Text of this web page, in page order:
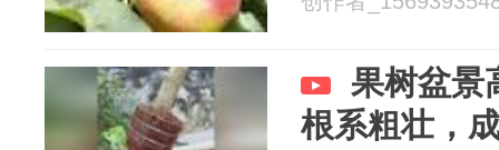
果树盆景
根系粗壮，